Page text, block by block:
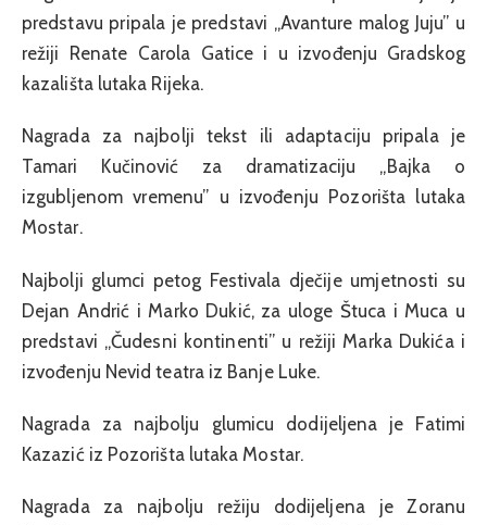
predstavu pripala je predstavi „Avanture malog Juju” u
režiji Renate Carola Gatice i u izvođenju Gradskog
kazališta lutaka Rijeka.
Nagrada za najbolji tekst ili adaptaciju pripala je
Tamari Kučinović za dramatizaciju „Bajka o
izgubljenom vremenu” u izvođenju Pozorišta lutaka
Mostar.
Najbolji glumci petog Festivala dječije umjetnosti su
Dejan Andrić i Marko Dukić, za uloge Štuca i Muca u
predstavi „Čudesni kontinenti” u režiji Marka Dukića i
izvođenju Nevid teatra iz Banje Luke.
Nagrada za najbolju glumicu dodijeljena je Fatimi
Kazazić iz Pozorišta lutaka Mostar.
Nagrada za najbolju režiju dodijeljena je Zoranu